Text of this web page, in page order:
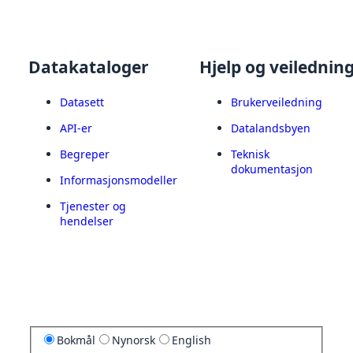
Datakataloger
Datasett
API-er
Begreper
Informasjonsmodeller
Tjenester og
hendelser
Hjelp og
Brukerveiledning
Datalandsbyen
Teknisk
dokumentasjon
Bokmål Nynorsk English